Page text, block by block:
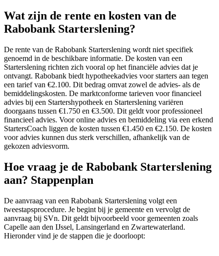
Wat zijn de rente en kosten van de
Rabobank Starterslening?
De rente van de Rabobank Starterslening wordt niet specifiek
genoemd in de beschikbare informatie. De kosten van een
Starterslening richten zich vooral op het financiële advies dat je
ontvangt. Rabobank biedt hypotheekadvies voor starters aan tegen
een tarief van €2.100. Dit bedrag omvat zowel de advies- als de
bemiddelingskosten. De marktconforme tarieven voor financieel
advies bij een Startershypotheek en Starterslening variëren
doorgaans tussen €1.750 en €3.500. Dit geldt voor professioneel
financieel advies. Voor online advies en bemiddeling via een erkend
StartersCoach liggen de kosten tussen €1.450 en €2.150. De kosten
voor advies kunnen dus sterk verschillen, afhankelijk van de
gekozen adviesvorm.
Hoe vraag je de Rabobank Starterslening
aan? Stappenplan
De aanvraag van een Rabobank Starterslening volgt een
tweestapsprocedure. Je begint bij je gemeente en vervolgt de
aanvraag bij SVn. Dit geldt bijvoorbeeld voor gemeenten zoals
Capelle aan den IJssel, Lansingerland en Zwartewaterland.
Hieronder vind je de stappen die je doorloopt: